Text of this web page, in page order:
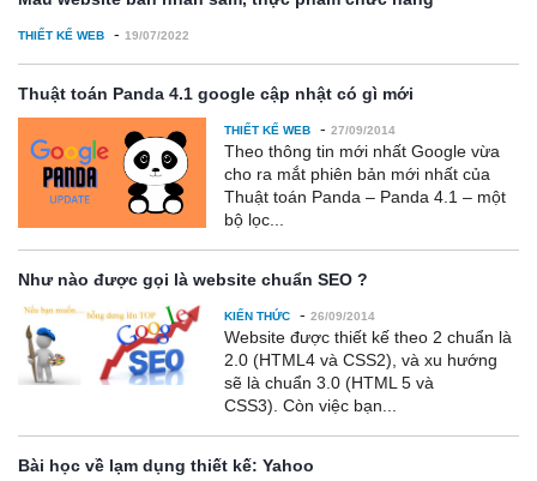
THIẾT KẾ WEB - 19/07/2022
Thuật toán Panda 4.1 google cập nhật có gì mới
THIẾT KẾ WEB - 27/09/2014
Theo thông tin mới nhất Google vừa
cho ra mắt phiên bản mới nhất của
Thuật toán Panda – Panda 4.1 – một
bộ lọc...
Như nào được gọi là website chuẩn SEO ?
KIẾN THỨC - 26/09/2014
Website được thiết kế theo 2 chuẩn là
2.0 (HTML4 và CSS2), và xu hướng
sẽ là chuẩn 3.0 (HTML 5 và
CSS3). Còn việc bạn...
Bài học về lạm dụng thiết kế: Yahoo